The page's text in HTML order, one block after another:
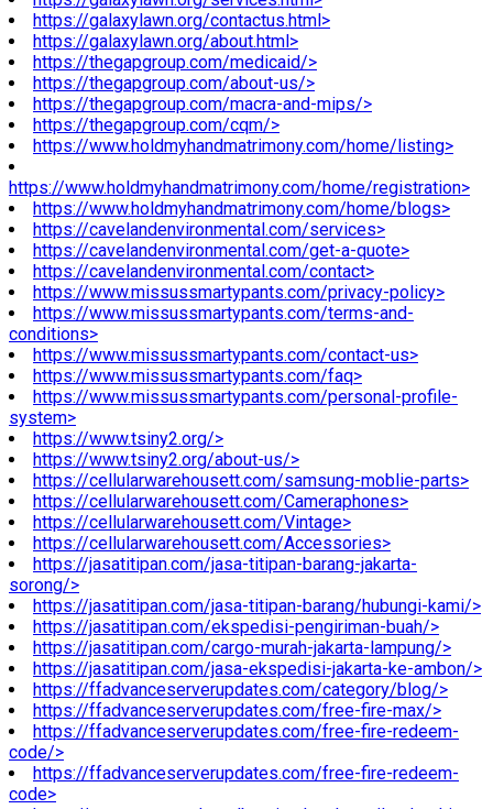
https://galaxylawn.org/contactus.html>
https://galaxylawn.org/about.html>
https://thegapgroup.com/medicaid/>
https://thegapgroup.com/about-us/>
https://thegapgroup.com/macra-and-mips/>
https://thegapgroup.com/cqm/>
https://www.holdmyhandmatrimony.com/home/listing>
https://www.holdmyhandmatrimony.com/home/registration>
https://www.holdmyhandmatrimony.com/home/blogs>
https://cavelandenvironmental.com/services>
https://cavelandenvironmental.com/get-a-quote>
https://cavelandenvironmental.com/contact>
https://www.missussmartypants.com/privacy-policy>
https://www.missussmartypants.com/terms-and-
conditions>
https://www.missussmartypants.com/contact-us>
https://www.missussmartypants.com/faq>
https://www.missussmartypants.com/personal-profile-
system>
https://www.tsiny2.org/>
https://www.tsiny2.org/about-us/>
https://cellularwarehousett.com/samsung-moblie-parts>
https://cellularwarehousett.com/Cameraphones>
https://cellularwarehousett.com/Vintage>
https://cellularwarehousett.com/Accessories>
https://jasatitipan.com/jasa-titipan-barang-jakarta-
sorong/>
https://jasatitipan.com/jasa-titipan-barang/hubungi-kami/>
https://jasatitipan.com/ekspedisi-pengiriman-buah/>
https://jasatitipan.com/cargo-murah-jakarta-lampung/>
https://jasatitipan.com/jasa-ekspedisi-jakarta-ke-ambon/>
https://ffadvanceserverupdates.com/category/blog/>
https://ffadvanceserverupdates.com/free-fire-max/>
https://ffadvanceserverupdates.com/free-fire-redeem-
code/>
https://ffadvanceserverupdates.com/free-fire-redeem-
code>